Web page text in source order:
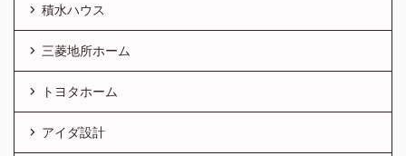
積水ハウス
三菱地所ホーム
トヨタホーム
アイダ設計